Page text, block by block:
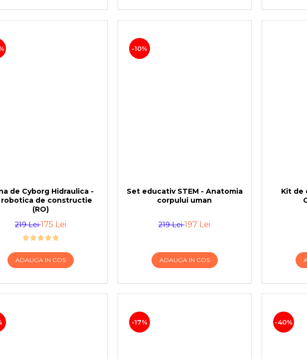
de Cyborg Hidraulica -
de constructie
(RO)
219 Lei175 Lei
ADAUGA IN COS
-10%
Set educativ STEM - Anatomia
corpului uman
219 Lei197 Lei
ADAUGA IN COS
Kit de
-17% -40%